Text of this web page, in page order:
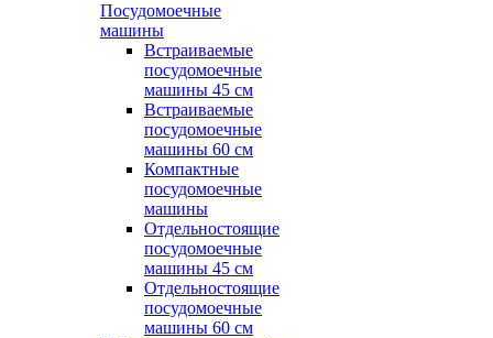
Посудомоечные
машины
Встраиваемые
посудомоечные
машины 45 см
Встраиваемые
посудомоечные
машины 60 см
Компактные
посудомоечные
машины
Отдельностоящие
посудомоечные
машины 45 см
Отдельностоящие
посудомоечные
машины 60 см